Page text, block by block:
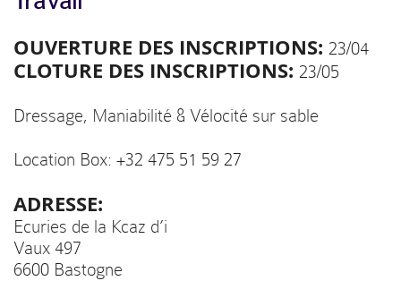
OUVERTURE DES INSCRIPTIONS: 23/04
CLOTURE DES INSCRIPTIONS: 23/05
Dressage, Maniabilité & Vélocité sur sable
Location Box: +32 475 51 59 27
ADRESSE:
Ecuries de la Kcaz d’i
Vaux 497
6600 Bastogne